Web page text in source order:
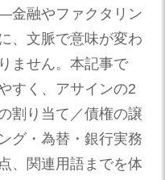
金融やファクタリン
、文脈で意味が変わ
ません。本記事で
すく、アサインの2
割り当て／債権の譲
グ・為替・銀行実務
、関連用語までを体